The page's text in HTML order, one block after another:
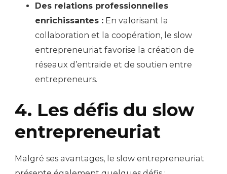
Des relations professionnelles
enrichissantes : En valorisant la
collaboration et la coopération, le slow
entrepreneuriat favorise la création de
réseaux d’entraide et de soutien entre
entrepreneurs.
4. Les défis du slow
entrepreneuriat
Malgré ses avantages, le slow entrepreneuriat